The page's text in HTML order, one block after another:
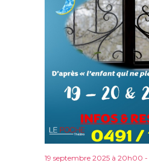
19 septembre 2025 à 20h00 -